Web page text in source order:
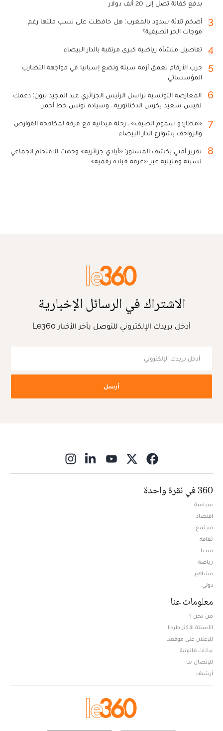
بدفع كفالة تصل إلى 20 ألف دولار
3
أضخم ثلاثة سدود بالمغرب: هل حافظت على نسب ملئها رغم
موجات الحر الصيفية؟
4 تفاصيل منشأة رياضية كبرى مرتقبة بالدار البيضاء
5
حرب الأرقام تعمق أزمة سبتة وتضع إسبانيا في مواجهة التضارب
المؤسساتي
6
المعارضة التونسية تراسل الرئيس الجزائري عبد المجيد تبون: دعمك
لقيس سعيد يكرس الدكتاتورية.. وسيادة تونس خط أحمر
7
«مطارِدو سموم الصيف».. رحلة ميدانية مع فرقة لمكافحة القوارض
والزواحف بشوارع الدار البيضاء
8
تقرير أمني يكشف المستور: «أيادي جزائرية» وجهت الاقتحام الجماعي
لسبتة ومليلية عبر «غرفة قيادة رقمية»
الاشتراك في الرسائل الإخبارية
أدخل بريدك الإلكتروني للتوصل بآخر الأخبار Le360
أرسل
360 في نقرة واحدة
سياسة
اقتصاد
مجتمع
ثقافة
ميديا
رياضة
مشاهير
دولي
معلومات عنا
من نحن ؟
الأسئلة الأكثر طرحا
للإعلان على موقعنا
بيانات قانونية
للإتصال بنا
أرشيف